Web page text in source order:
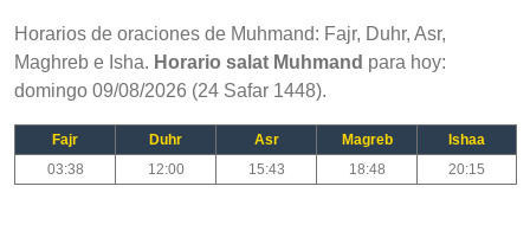
Horarios de oraciones de Muhmand: Fajr, Duhr, Asr,
Maghreb e Isha. Horario salat Muhmand para hoy:
domingo 09/08/2026 (24 Safar 1448).
Fajr Duhr Asr Magreb
Ishaa
03:38
12:00 15:43 18:48 20:15